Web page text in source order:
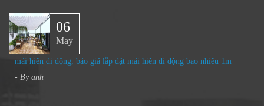
06
May
mái hiên di động, báo giá lắp đặt mái hiên di động bao nhiêu 1m
- By anh